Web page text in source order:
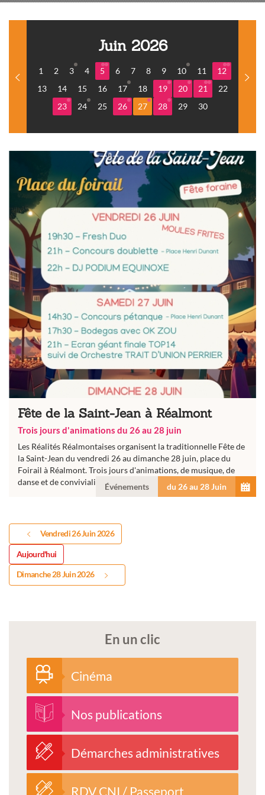
Juin 2026
1 2 3 4 5 6 7 8 9 10 11
12
13
14 15 16 17 18 19 20 21
22
23
24 25 26 27 28 29 30
Fête de la Saint-Jean à Réalmont
Trois jours d'animations du 26 au 28 juin
Les Réalités Réalmontaises organisent la traditionnelle Fête de
la Saint-Jean du vendredi 26 au dimanche 28 juin, place du
Foirail à Réalmont. Trois jours d'animations, de musique, de
danse et de convivialité attendent les habitants et les...
Événements du 26 au 28 Juin
Vendredi 26 Juin 2026
Aujourd'hui
Dimanche 28 Juin 2026
En un clic
Cinéma
Nos publications
Démarches administratives
RDV CNI / Passeport